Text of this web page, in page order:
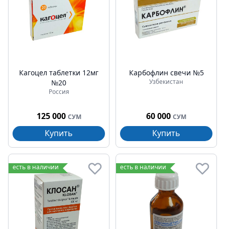
Кагоцел таблетки 12мг
№20
Россия
125 000 СУМ
Купить
Карбофлин свечи №5
Узбекистан
60 000 СУМ
Купить
есть в наличии есть в наличии